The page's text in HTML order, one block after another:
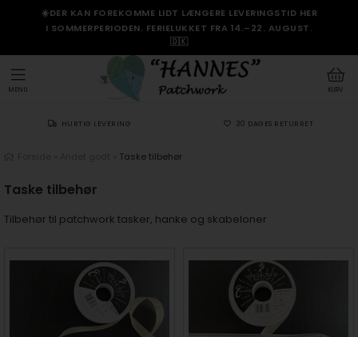
☀️DER KAN FOREKOMME LIDT LÆNGERE LEVERINGSTID HER
I SOMMERPERIODEN. FERIELUKKET FRA 14.–22. AUGUST.
🇩🇰
KURV
MENU
HURTIG LEVERING 30 DAGES RETURRET
Taske tilbehør
Taske tilbehør
Tilbehør til patchwork tasker, hanke og skabeloner